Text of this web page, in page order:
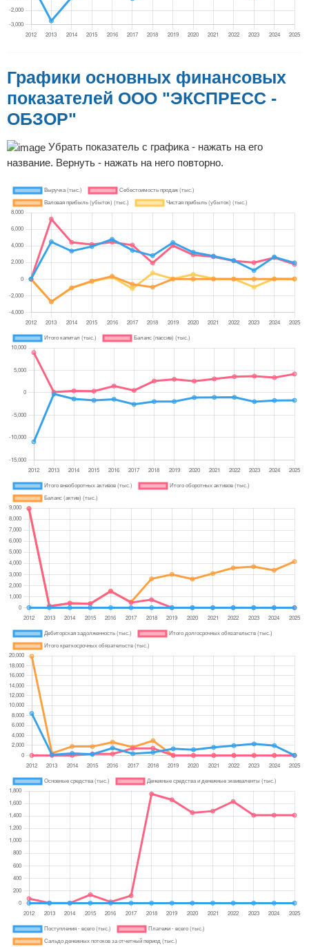
Графики основных финансовых
показателей ООО "ЭКСПРЕСС -
ОБЗОР"
Убрать показатель с графика - нажать на его
название. Вернуть - нажать на него повторно.